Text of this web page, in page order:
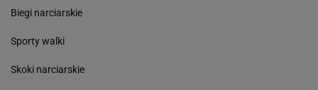
Biegi narciarskie
Sporty walki
Skoki narciarskie